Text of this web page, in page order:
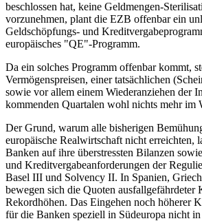
beschlossen hat, keine Geldmengen-
vorzunehmen, plant die EZB offenbar ein
Geldschöpfungs- und
europäisches "QE"-Programm.
Da ein solches Programm offenbar kommt,
Vermögenspreisen, einer tatsächlichen
sowie vor allem einem Wiederanziehen der
kommenden Quartalen wohl nichts mehr im
Der Grund, warum alle bisherigen
europäische Realwirtschaft nicht erreichten,
Banken auf ihre überstressten Bilanzen
und Kreditvergabeanforderungen der
Basel III und Solvency II. In Spanien,
bewegen sich die Quoten ausfallgefährdeter
Rekordhöhen. Das Eingehen noch höherer
für die Banken speziell in Südeuropa nicht in